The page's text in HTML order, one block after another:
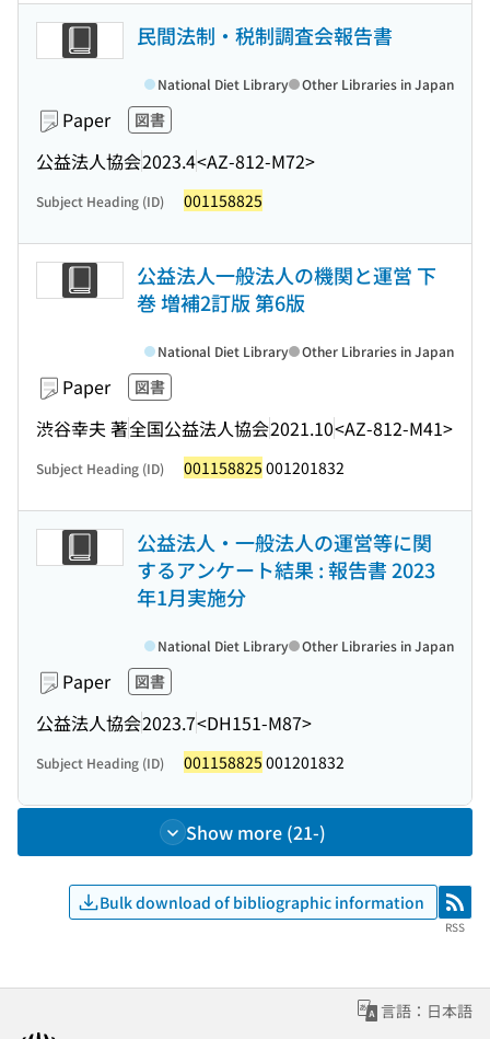
民間法制・税制調査会報告書
Paper 図書
公益法人協会2023.4<AZ-812-M72>
National Diet Library Other Libraries in Japan
Subject Heading (ID) 001158825
公益法人一般法人の機関と運営 下
巻 増補2訂版 第6版
Paper 図書
渋谷幸夫 著全国公益法人協会2021.10<AZ-812-M41>
National Diet Library Other Libraries in Japan
Subject Heading (ID) 001158825 001201832
公益法人・一般法人の運営等に関
するアンケート結果 : 報告書 2023
年1月実施分
Paper 図書
公益法人協会2023.7<DH151-M87>
National Diet Library Other Libraries in Japan
Subject Heading (ID) 001158825 001201832
Show more (21-)
Bulk download of bibliographic information RSS
RSS
言語：日本語